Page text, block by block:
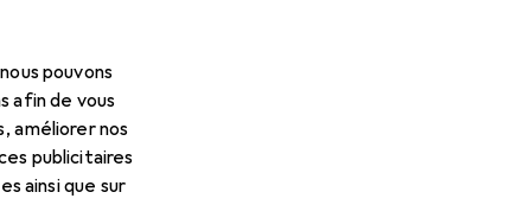
pouvons
afin de vous
améliorer nos
publicitaires
ainsi que sur